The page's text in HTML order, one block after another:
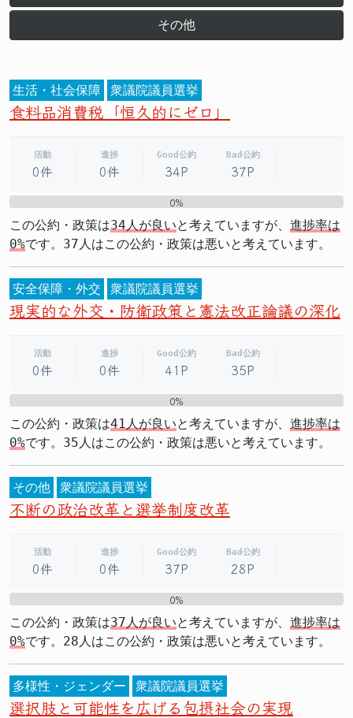
その他
生活・社会保障 衆議院議員選挙
食料品消費税「恒久的にゼロ」
活動
0件
進捗
0件
Good公約
34P
Bad公約
37P
0%
この公約・政策は34人が良いと考えていますが、 進捗率は
0%です。37人はこの公約・政策は悪いと考えています。
安全保障・外交 衆議院議員選挙
現実的な外交・防衛政策と憲法改正論議の深化
活動
0件
進捗
0件
Good公約
41P
Bad公約
35P
0%
この公約・政策は41人が良いと考えていますが、 進捗率は
0%です。35人はこの公約・政策は悪いと考えています。
その他 衆議院議員選挙
不断の政治改革と選挙制度改革
活動
0件
進捗
0件
Good公約
37P
Bad公約
28P
0%
この公約・政策は37人が良いと考えていますが、 進捗率は
0%です。28人はこの公約・政策は悪いと考えています。
多様性・ジェンダー 衆議院議員選挙
選択肢と可能性を広げる包摂社会の実現